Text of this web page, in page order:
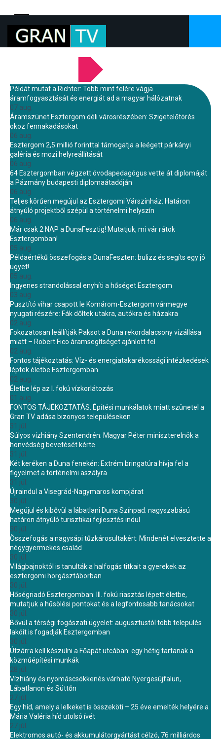
Példát mutat a Richter: Több mint felére vágja
áramfogyasztását és energiát ad a magyar hálózatnak
07 aug.
Áramszünet Esztergom déli városrészében: Szigetelőtörés
okoz fennakadásokat
06 aug.
Esztergom 2,5 millió forinttal támogatja a leégett párkányi
galéria és mozi helyreállítását
06 aug.
64 Esztergomban végzett óvodapedagógus vette át diplomáját
a Pázmány budapesti diplomaátadóján
06 aug.
Teljes körűen megújul az Esztergomi Várszínház: Határon
átnyúló projektből szépül a történelmi helyszín
06 aug.
Már csak 2 NAP a DunaFesztig! Mutatjuk, mi vár rátok
Esztergomban!
05 aug.
Példaértékű összefogás a DunaFeszten: bulizz és segíts egy jó
ügyet!
05 aug.
Ingyenes strandolással enyhíti a hőséget Esztergom
03 aug.
Pusztító vihar csapott le Komárom-Esztergom vármegye
nyugati részére: Fák dőltek utakra, autókra és házakra
02 aug.
Fokozatosan leállítják Paksot a Duna rekordalacsony vízállása
miatt – Robert Fico áramsegítséget ajánlott fel
02 aug.
Fontos tájékoztatás: Víz- és energiatakarékossági intézkedések
léptek életbe Esztergomban
02 aug.
Életbe lép az I. fokú vízkorlátozás
01 aug.
FONTOS TÁJÉKOZTATÁS: Építési munkálatok miatt szünetel a
Gran TV adása bizonyos településeken
31 júl.
Súlyos vízhiány Szentendrén: Magyar Péter miniszterelnök a
honvédség bevetését kérte
31 júl.
Két keréken a Duna fenekén: Extrém bringatúra hívja fel a
figyelmet a történelmi aszályra
31 júl.
Újraindul a Visegrád-Nagymaros kompjárat
30 júl.
Megújul és kibővül a lábatlani Duna Színpad: nagyszabású
határon átnyúló turisztikai fejlesztés indul
30 júl.
Összefogás a nagysápi tűzkárosultakért: Mindenét elvesztette a
négygyermekes család
30 júl.
Világbajnoktól is tanulták a halfogás titkait a gyerekek az
esztergomi horgásztáborban
30 júl.
Hőségriadó Esztergomban: III. fokú riasztás lépett életbe,
mutatjuk a hűsölési pontokat és a legfontosabb tanácsokat
30 júl.
Bővül a térségi fogászati ügyelet: augusztustól több település
lakóit is fogadják Esztergomban
30 júl.
Útzárra kell készülni a Főapát utcában: egy hétig tartanak a
közműépítési munkák
28 júl.
Vízhiány és nyomáscsökkenés várható Nyergesújfalun,
Lábatlanon és Süttőn
27 júl.
Egy híd, amely a lelkeket is összeköti – 25 éve emelték helyére a
Mária Valéria híd utolsó ívét
27 júl.
Elektromos autó- és akkumulátorgyártást célzó, 76 milliárdos